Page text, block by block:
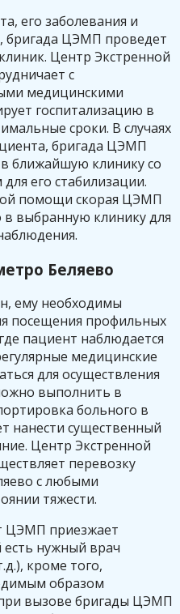
его заболевания и
бригада ЦЭМП проведет
Центр Экстренной
с
медицинскими
госпитализацию в
сроки. В случаях
бригада ЦЭМП
ближайшую клинику со
его стабилизации.
помощи скорая ЦЭМП
выбранную клинику для
Беляево
ему необходимы
посещения профильных
пациент наблюдается
медицинские
для осуществления
выполнить в
больного в
нанести существенный
Центр Экстренной
перевозку
с любыми
тяжести.
ЦЭМП приезжает
есть нужный врач
кроме того,
образом
вызове бригады ЦЭМП